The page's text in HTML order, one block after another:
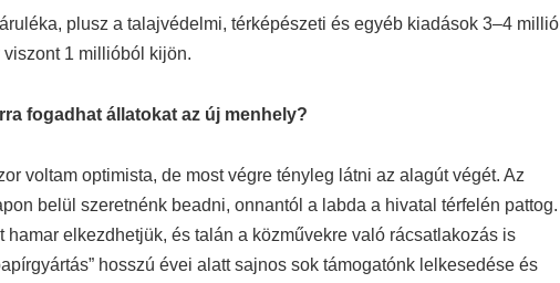
plusz a talajvédelmi, térképészeti és egyéb kiadások 3–4 millió
1 millióból kijön.
fogadhat állatokat az új menhely?
voltam optimista, de most végre tényleg látni az alagút végét. Az
belül szeretnénk beadni, onnantól a labda a hivatal térfelén pattog.
hamar elkezdhetjük, és talán a közművekre való rácsatlakozás is
hosszú évei alatt sajnos sok támogatónk lelkesedése és